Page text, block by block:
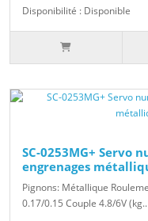
Disponibilité : Disponible
SC-0253MG+ Servo
engrenages
Pignons: Métallique
0.17/0.15 Couple 4.8/6V (kg..